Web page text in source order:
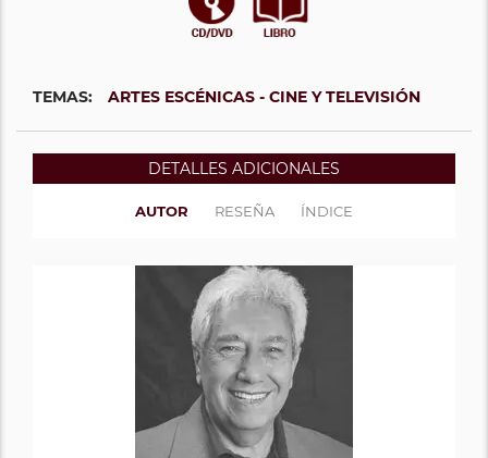
TEMAS: ARTES ESCÉNICAS - CINE Y TELEVISIÓN
DETALLES ADICIONALES
AUTOR RESEÑA ÍNDICE